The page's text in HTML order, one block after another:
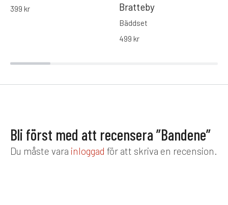
399 kr Bratteby
Bäddset
499 kr
Bli först med att recensera ”Bandene”
Du måste vara inloggad för att skriva en recension.